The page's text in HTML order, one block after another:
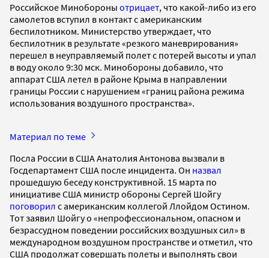
Российское Минобороны отрицает, что какой-либо из его
самолетов вступил в контакт с американским
беспилотником. Министерство утверждает, что
беспилотник в результате «резкого маневрирования»
перешел в неуправляемый полет с потерей высоты и упал
в воду около 9:30 мск. Минобороны добавило, что
аппарат США летел в районе Крыма в направлении
границы России с нарушением «границ района режима
использования воздушного пространства».
Материал по теме
Посла России в США Анатолия Антонова вызвали в
Госдепартамент США после инцидента. Он назвал
прошедшую беседу конструктивной. 15 марта по
инициативе США министр обороны Сергей Шойгу
поговорил с американским коллегой Ллойдом Остином.
Тот заявил Шойгу о «непрофессиональном, опасном и
безрассудном поведении российских воздушных сил» в
международном воздушном пространстве и отметил, что
США продолжат совершать полеты и выполнять свои